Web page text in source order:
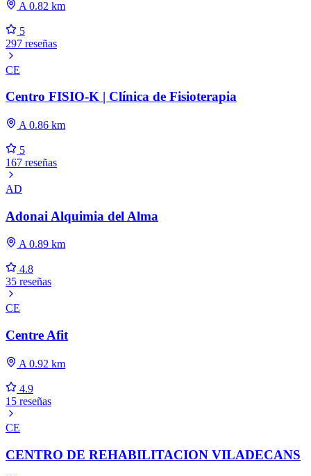
A 0.82 km
5
297 reseñas
CE
Centro FISIO-K | Clínica de Fisioterapia
A 0.86 km
5
167 reseñas
AD
Adonai Alquimia del Alma
A 0.89 km
4.8
35 reseñas
CE
Centre Afit
A 0.92 km
4.9
15 reseñas
CE
CENTRO DE REHABILITACION VILADECANS